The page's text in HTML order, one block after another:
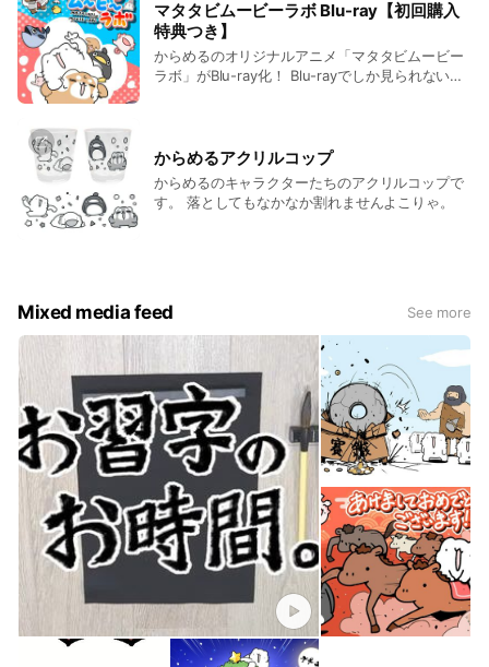
マタタビムービーラボ Blu-ray【初回購入
特典つき】
からめるのオリジナルアニメ「マタタビムービー
ラボ」がBlu-ray化！ Blu-rayでしか見られないオ
＆ぐるん」 収録内容： ・マタタビムービーラボ
全10話 ・オリジナル特典映像1話 ・未公開NGシ
ーン集 ・オープニングテーマ「地獄のマタタビソ
ング」ノンクレジットバージョン ・エンディング
からめるアクリルコップ
からめるのキャラクターたちのアクリルコップで
す。 落としてもなかなか割れませんよこりゃ。
Mixed media feed See more